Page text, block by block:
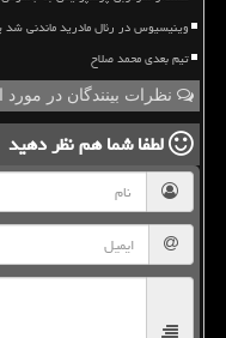
وینیسیوس در رئال مادرید ماندنی شد
تیم بعدی محمد صلاح
نظرات بینندگان در
لطفا شما همنظر دهید